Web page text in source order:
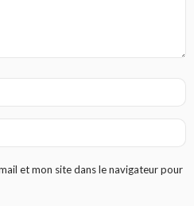
et mon site dans le navigateur pour